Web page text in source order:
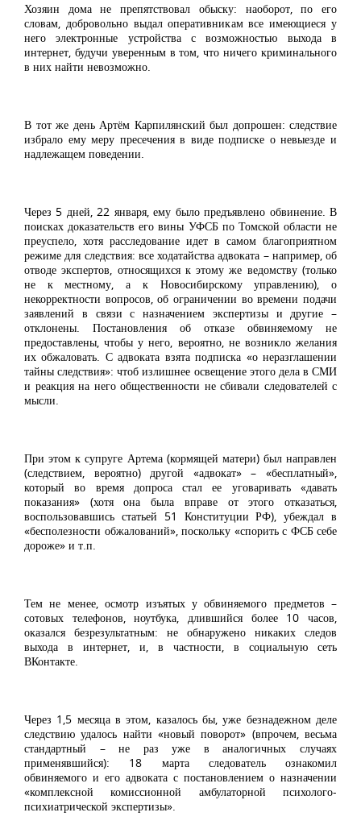
Хозяин дома не препятствовал обыску: наоборот, по его
словам, добровольно выдал оперативникам все имеющиеся у
него электронные устройства с возможностью выхода в
интернет, будучи уверенным в том, что ничего криминального
в них найти невозможно.
В тот же день Артём Карпилянский был допрошен: следствие
избрало ему меру пресечения в виде подписке о невыезде и
надлежащем поведении.
Через 5 дней, 22 января, ему было предъявлено обвинение. В
поисках доказательств его вины УФСБ по Томской области не
преуспело, хотя расследование идет в самом благоприятном
режиме для следствия: все ходатайства адвоката – например, об
отводе экспертов, относящихся к этому же ведомству (только
не к местному, а к Новосибирскому управлению), о
некорректности вопросов, об ограничении во времени подачи
заявлений в связи с назначением экспертизы и другие –
отклонены. Постановления об отказе обвиняемому не
предоставлены, чтобы у него, вероятно, не возникло желания
их обжаловать. С адвоката взята подписка «о неразглашении
тайны следствия»: чтоб излишнее освещение этого дела в СМИ
и реакция на него общественности не сбивали следователей с
мысли.
При этом к супруге Артема (кормящей матери) был направлен
(следствием, вероятно) другой «адвокат» – «бесплатный»,
который во время допроса стал ее уговаривать «давать
показания» (хотя она была вправе от этого отказаться,
воспользовавшись статьей 51 Конституции РФ), убеждал в
«бесполезности обжалований», поскольку «спорить с ФСБ себе
дороже» и т.п.
Тем не менее, осмотр изъятых у обвиняемого предметов –
сотовых телефонов, ноутбука, длившийся более 10 часов,
оказался безрезультатным: не обнаружено никаких следов
выхода в интернет, и, в частности, в социальную сеть
ВКонтакте.
Через 1,5 месяца в этом, казалось бы, уже безнадежном деле
следствию удалось найти «новый поворот» (впрочем, весьма
стандартный – не раз уже в аналогичных случаях
применявшийся): 18 марта следователь ознакомил
обвиняемого и его адвоката с постановлением о назначении
«комплексной комиссионной амбулаторной психолого-
психиатрической экспертизы».